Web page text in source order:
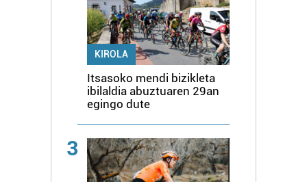
KIROLA
Itsasoko mendi bizikleta
ibilaldia abuztuaren 29an
egingo dute
3